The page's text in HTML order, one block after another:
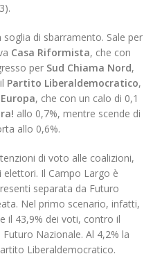
di sbarramento. Sale per
Casa Riformista, che con
per Sud Chiama Nord,
Partito Liberaldemocratico,
, che con un calo di 0,1
allo 0,7%, mentre scende di
allo 0,6%.
di voto alle coalizioni,
Il Campo Largo è
separata da Futuro
Nel primo scenario, infatti,
il 43,9% dei voti, contro il
Nazionale. Al 4,2% la
Liberaldemocratico.